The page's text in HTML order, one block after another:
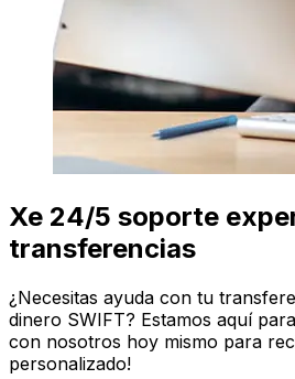
Xe 24/5 soporte
transferencias
¿Necesitas ayuda con tu
dinero SWIFT? Estamos aquí
con nosotros hoy mismo para
personalizado!